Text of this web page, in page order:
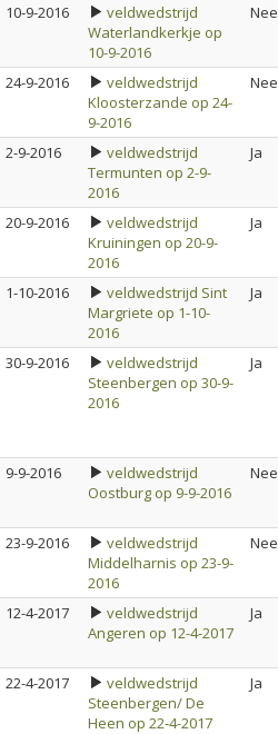
10-9-2016
veldwedstrijd
Waterlandkerkje op
10-9-2016
Nee
24-9-2016
veldwedstrijd
Kloosterzande op 24-
9-2016
Nee
2-9-2016
veldwedstrijd
Termunten op 2-9-
2016
Ja
20-9-2016
veldwedstrijd
Kruiningen op 20-9-
2016
Ja
1-10-2016
veldwedstrijd Sint
Margriete op 1-10-
2016
Ja
30-9-2016
veldwedstrijd
Steenbergen op 30-9-
2016
Ja
9-9-2016
veldwedstrijd
Oostburg op 9-9-2016
Nee
23-9-2016
veldwedstrijd
Middelharnis op 23-9-
2016
Nee
12-4-2017
veldwedstrijd
Angeren op 12-4-2017
Ja
22-4-2017
veldwedstrijd
Steenbergen/ De
Heen op 22-4-2017
Ja